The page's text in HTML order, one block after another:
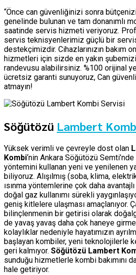
“Önce can güvenliğinizi sonra
genelinde bulunan ve tam donanımlı
saatinde servis hizmeti veriyoruz.
servis teknisyenlerimiz güçlü bir
destekçimizdir. Cihazlarınızın bakım
hizmetleri için sizde en yakın
randevusu alabilirsiniz. %100 orijinal
ücretsiz garanti sunuyoruz, Can
atmayın!
Söğütözü Lambert
Yüksek verimli ve çevreyle dost olan
Kombi‘nin Ankara Söğütözü
yöntemini kullanan yeni ve yenilenen
biliyoruz. Alışılmış (soba, klima,
ısınma yöntemlerine çok daha
doğal gaz kullanımı sürekli
geniş kitlelere ulaşması amaçlanıyor.
bilinçlenmenin bir getirisi olarak
de yavaş yavaş daha çok haneye
kolaylıklar nedeniyle hayatımızın
başlayan kombiler, yeni teknolojilerle
geri kalmıyor. Söğütözü Lambert
sunduğu hizmetlerle kombi bakımını
hale getiriyor.